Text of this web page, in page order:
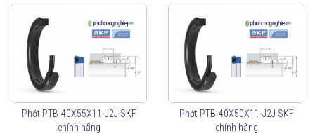
Phớt PTB-40X55X11-J2J SKF
chính hãng
Phớt PTB-40X50X11-J2J SKF
chính hãng